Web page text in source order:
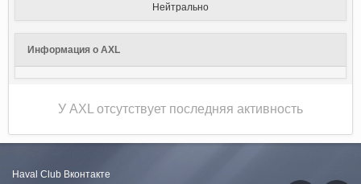
Нейтрально
Информация о AXL
У AXL отсутствует последняя активность
Haval Club Вконтакте